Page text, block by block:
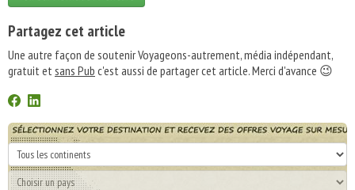
Partagez cet article
Une autre façon de soutenir Voyageons-autrement, média indépendant,
gratuit etsans Pub c'est aussi de partager cet article. Merci d'avance 😉